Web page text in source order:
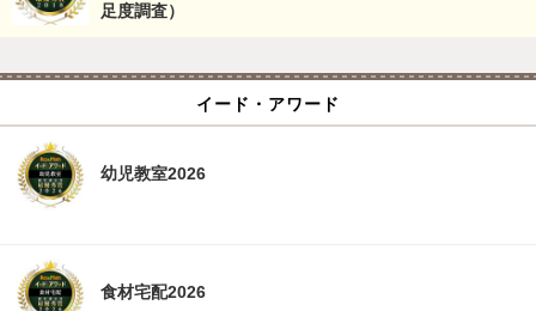
足度調査）
イード・アワード
幼児教室2026
食材宅配2026